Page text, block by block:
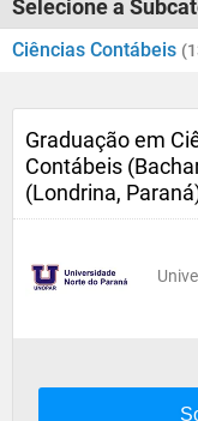
Selecione a
Ciências Contábeis
Graduação em
Contábeis
(Londrina,